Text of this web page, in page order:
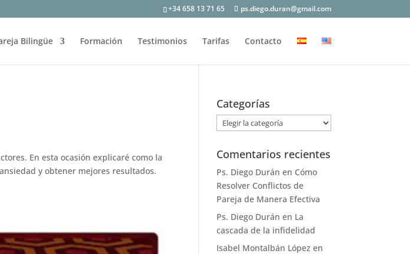
+34 658 13 71 65 ps.diego.duran@gmail.com
Bilingüe Formación Testimonios Tarifas Contacto
En esta ocasión explicaré como la
y obtener mejores resultados.
Categorías
Categorías
Comentarios recientes
Ps. Diego Durán en Cómo
Resolver Conflictos de
Pareja de Manera Efectiva
Ps. Diego Durán en La
cascada de la infidelidad
Isabel Montalbán López en